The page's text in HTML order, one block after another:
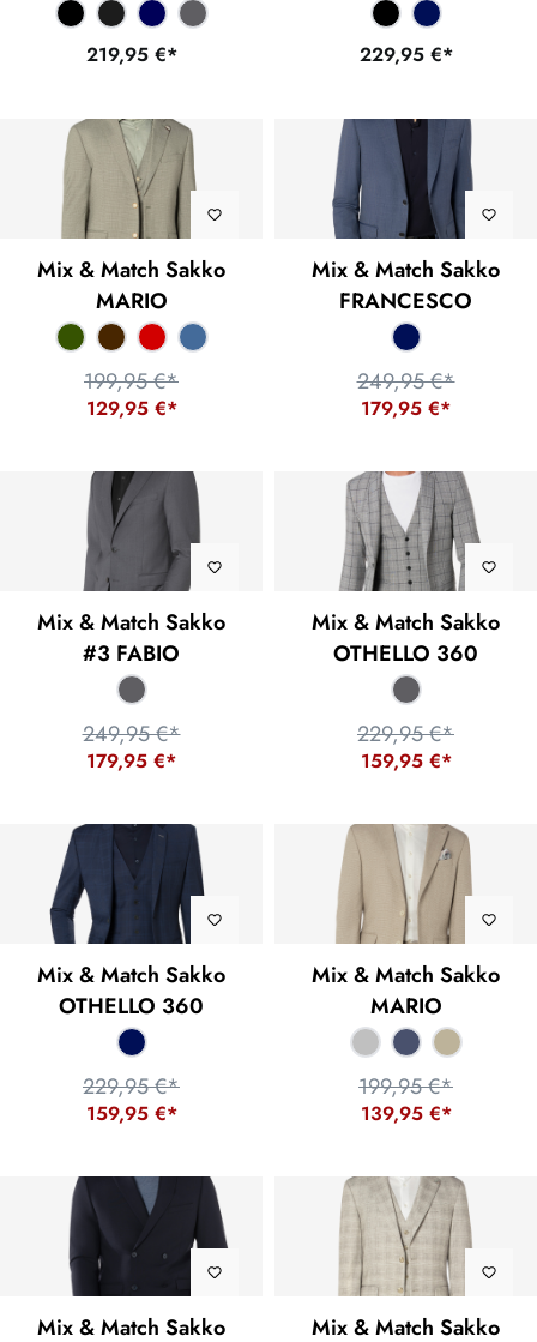
219,95 €* 229,95 €*
Mix & Match Sakko
MARIO
129,95 €*
199,95 €*
Mix & Match Sakko
FRANCESCO
179,95 €*
249,95 €*
Mix & Match Sakko
#3 FABIO
179,95 €*
249,95 €*
Mix & Match Sakko
OTHELLO 360
159,95 €*
229,95 €*
Mix & Match Sakko
OTHELLO 360
159,95 €*
229,95 €*
Mix & Match Sakko
MARIO
139,95 €*
199,95 €*
Mix & Match Sakko Mix & Match Sakko